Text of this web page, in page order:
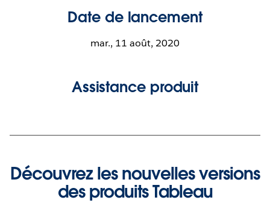
Date de lancement
mar., 11 août, 2020
Assistance produit
Découvrez les nouvelles versions
des produits Tableau